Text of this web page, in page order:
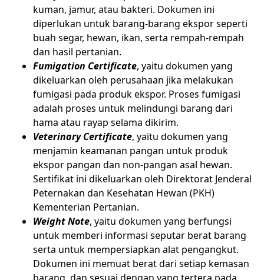
kuman, jamur, atau bakteri. Dokumen ini
diperlukan untuk barang-barang ekspor seperti
buah segar, hewan, ikan, serta rempah-rempah
dan hasil pertanian.
Fumigation Certificate, yaitu dokumen yang
dikeluarkan oleh perusahaan jika melakukan
fumigasi pada produk ekspor. Proses fumigasi
adalah proses untuk melindungi barang dari
hama atau rayap selama dikirim.
Veterinary Certificate, yaitu dokumen yang
menjamin keamanan pangan untuk produk
ekspor pangan dan non-pangan asal hewan.
Sertifikat ini dikeluarkan oleh Direktorat Jenderal
Peternakan dan Kesehatan Hewan (PKH)
Kementerian Pertanian.
Weight Note, yaitu dokumen yang berfungsi
untuk memberi informasi seputar berat barang
serta untuk mempersiapkan alat pengangkut.
Dokumen ini memuat berat dari setiap kemasan